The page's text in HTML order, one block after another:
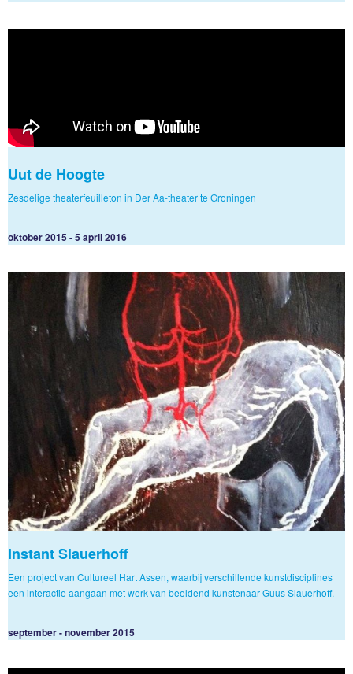
Uut de Hoogte
Zesdelige theaterfeuilleton in Der Aa-theater te Groningen
oktober 2015 - 5 april 2016
Instant Slauerhoff
Een project van Cultureel Hart Assen, waarbij verschillende kunstdisciplines
een interactie aangaan met werk van beeldend kunstenaar Guus Slauerhoff.
september - november 2015